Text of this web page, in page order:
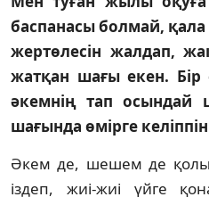
баспанасы болмай, қала
жертөлесін жалдап,
жатқан шағы екен. Бір
әкемнің тап осындай
шағында өмірге
Әкем де, шешем де
іздеп, жиі-жиі үйге